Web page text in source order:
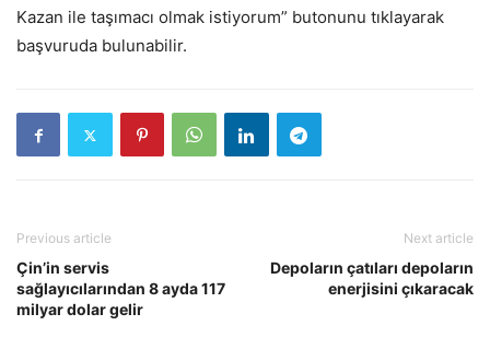
Kazan ile taşımacı olmak istiyorum” butonunu tıklayarak
başvuruda bulunabilir.
Previous article
Çin’in servis
sağlayıcılarından 8 ayda 117
milyar dolar gelir
Next article
Depoların çatıları depoların
enerjisini çıkaracak